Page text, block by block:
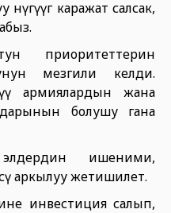
каражат салсак,
приоритеттерин
мезгили келди.
армиялардын жана
болушу гана
ишеними,
аркылуу жетишилет.
инвестиция салып,